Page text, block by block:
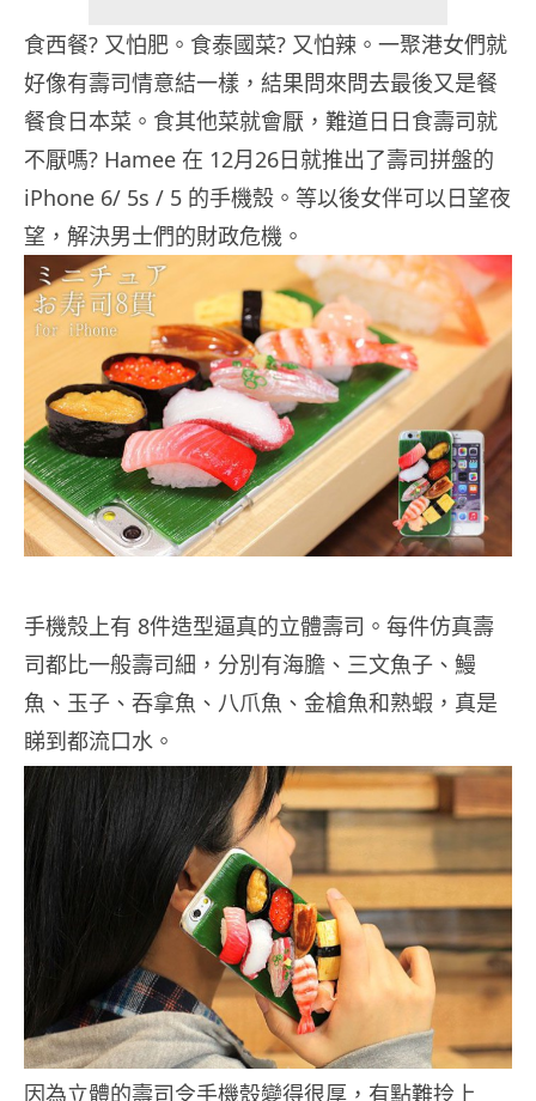
食西餐? 又怕肥。食泰國菜? 又怕辣。一聚港女們就
好像有壽司情意結一樣，結果問來問去最後又是餐
餐食日本菜。食其他菜就會厭，難道日日食壽司就
不厭嗎? Hamee 在 12月26日就推出了壽司拼盤的
iPhone 6/ 5s / 5 的手機殼。等以後女伴可以日望夜
望，解決男士們的財政危機。
手機殼上有 8件造型逼真的立體壽司。每件仿真壽
司都比一般壽司細，分別有海膽、三文魚子、鰻
魚、玉子、吞拿魚、八爪魚、金槍魚和熟蝦，真是
睇到都流口水。
因為立體的壽司令手機殼變得很厚，有點難拎上